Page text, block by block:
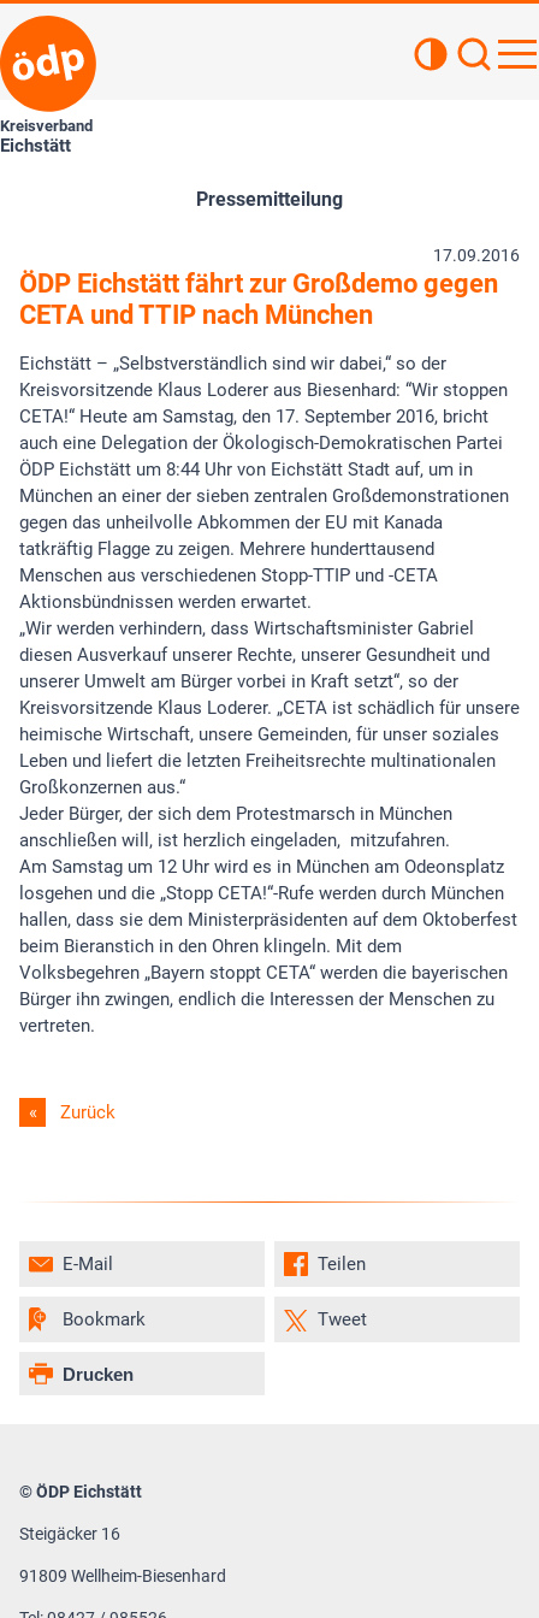
Kreisverband
Eichstätt
Pressemitteilung
17.09.2016
ÖDP Eichstätt fährt zur Großdemo gegen
CETA und TTIP nach München
Eichstätt – „Selbstverständlich sind wir dabei,“ so der
Kreisvorsitzende Klaus Loderer aus Biesenhard: “Wir stoppen
CETA!“ Heute am Samstag, den 17. September 2016, bricht
auch eine Delegation der Ökologisch-Demokratischen Partei
ÖDP Eichstätt um 8:44 Uhr von Eichstätt Stadt auf, um in
München an einer der sieben zentralen Großdemonstrationen
gegen das unheilvolle Abkommen der EU mit Kanada
tatkräftig Flagge zu zeigen. Mehrere hunderttausend
Menschen aus verschiedenen Stopp-TTIP und -CETA
Aktionsbündnissen werden erwartet.
„Wir werden verhindern, dass Wirtschaftsminister Gabriel
diesen Ausverkauf unserer Rechte, unserer Gesundheit und
unserer Umwelt am Bürger vorbei in Kraft setzt“, so der
Kreisvorsitzende Klaus Loderer. „CETA ist schädlich für unsere
heimische Wirtschaft, unsere Gemeinden, für unser soziales
Leben und liefert die letzten Freiheitsrechte multinationalen
Großkonzernen aus.“
Jeder Bürger, der sich dem Protestmarsch in München
anschließen will, ist herzlich eingeladen, mitzufahren.
Am Samstag um 12 Uhr wird es in München am Odeonsplatz
losgehen und die „Stopp CETA!“-Rufe werden durch München
hallen, dass sie dem Ministerpräsidenten auf dem Oktoberfest
beim Bieranstich in den Ohren klingeln. Mit dem
Volksbegehren „Bayern stoppt CETA“ werden die bayerischen
Bürger ihn zwingen, endlich die Interessen der Menschen zu
vertreten.
Zurück
Teilen
Tweet
E-Mail
Bookmark
Drucken
© ÖDP Eichstätt
Steigäcker 16
91809 Wellheim-Biesenhard